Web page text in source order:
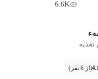
6.6K
(از 6 نفر)